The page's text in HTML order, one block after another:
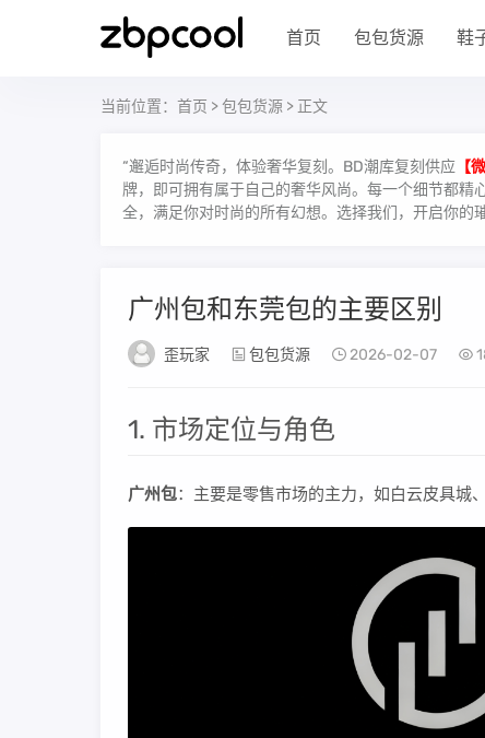
首页 包包货源 鞋
当前位置： 首页 >包包货源 > 正文
“邂逅时尚传奇，体验奢华复刻。BD潮库复刻供应 【
牌，即可拥有属于自己的奢华风尚。每一个细节都精
全，满足你对时尚的所有幻想。选择我们，开启你的
广州包和东莞包的主要区别
歪玩家 包包货源 2026-02-07
1. 市场定位与角色
广州包：主要是零售市场的主力，如白云皮具城